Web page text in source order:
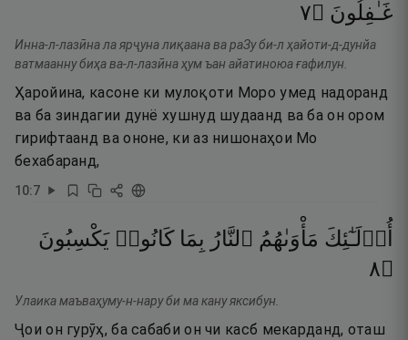
غَـٰفِلُونَ ۝٧
Инна-л-лазӣна ла ярҷуна лиқаана ва раЗу би-л ҳайоти-д-дунйа
ватмаанну биҳа ва-л-лазӣна ҳум ъан айатиноюа ғафилун.
Ҳаройина, касоне ки мулоқоти Моро умед надоранд
ва ба зиндагии дунё хушнуд шудаанд ва ба он ором
гирифтаанд ва ононе, ки аз нишонаҳои Мо
бехабаранд,
10:7
أُو۟لَـٰٓئِكَ مَأْوَىٰهُمُ ٱلنَّارُ بِمَا كَانُوا۟ يَكْسِبُونَ
۝٨
Улаика маъваҳуму-н-нару би ма кану яксибун.
Ҷои он гурӯҳ, ба сабаби он чи касб мекарданд, оташ